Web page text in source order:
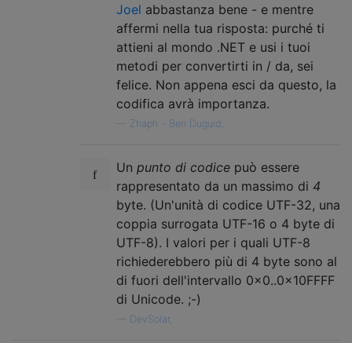
Joel abbastanza bene - e mentre
affermi nella tua risposta: purché ti
attieni al mondo .NET e usi i tuoi
metodi per convertirti in / da, sei
felice. Non appena esci da questo, la
codifica avrà importanza.
Zhaph - Ben Duguid,
Un punto di codice può essere
rappresentato da un massimo di 4
byte. (Un'unità di codice UTF-32, una
coppia surrogata UTF-16 o 4 byte di
UTF-8). I valori per i quali UTF-8
richiederebbero più di 4 byte sono al
di fuori dell'intervallo 0x0..0x10FFFF
di Unicode. ;-)
DevSolar,